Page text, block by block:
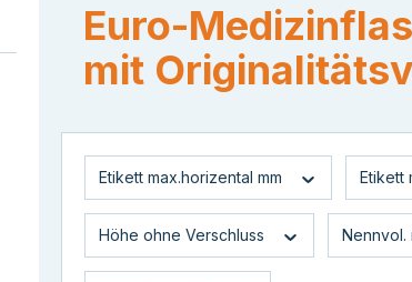
Euro-
mit
Etikett max.horizental mm Etikett
Höhe ohne Verschluss Nennvol.